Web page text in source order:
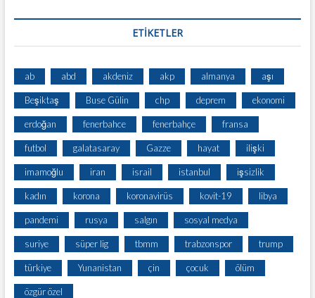
ETİKETLER
ab abd akdeniz akp almanya aşı
Beşiktaş Buse Gülin chp deprem ekonomi
erdoğan fenerbahce fenerbahçe fransa
futbol galatasaray Gazze hayat ilişki
imamoğlu iran israil istanbul işsizlik
kadın korona koronavirüs kovit-19 libya
pandemi rusya salgın sosyal medya
suriye süper lig tbmm trabzonspor trump
türkiye Yunanistan çin çocuk ölüm
özgür özel